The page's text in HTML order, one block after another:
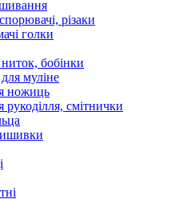
різаки
голки
бобінки
муліне
ножиць
смітнички